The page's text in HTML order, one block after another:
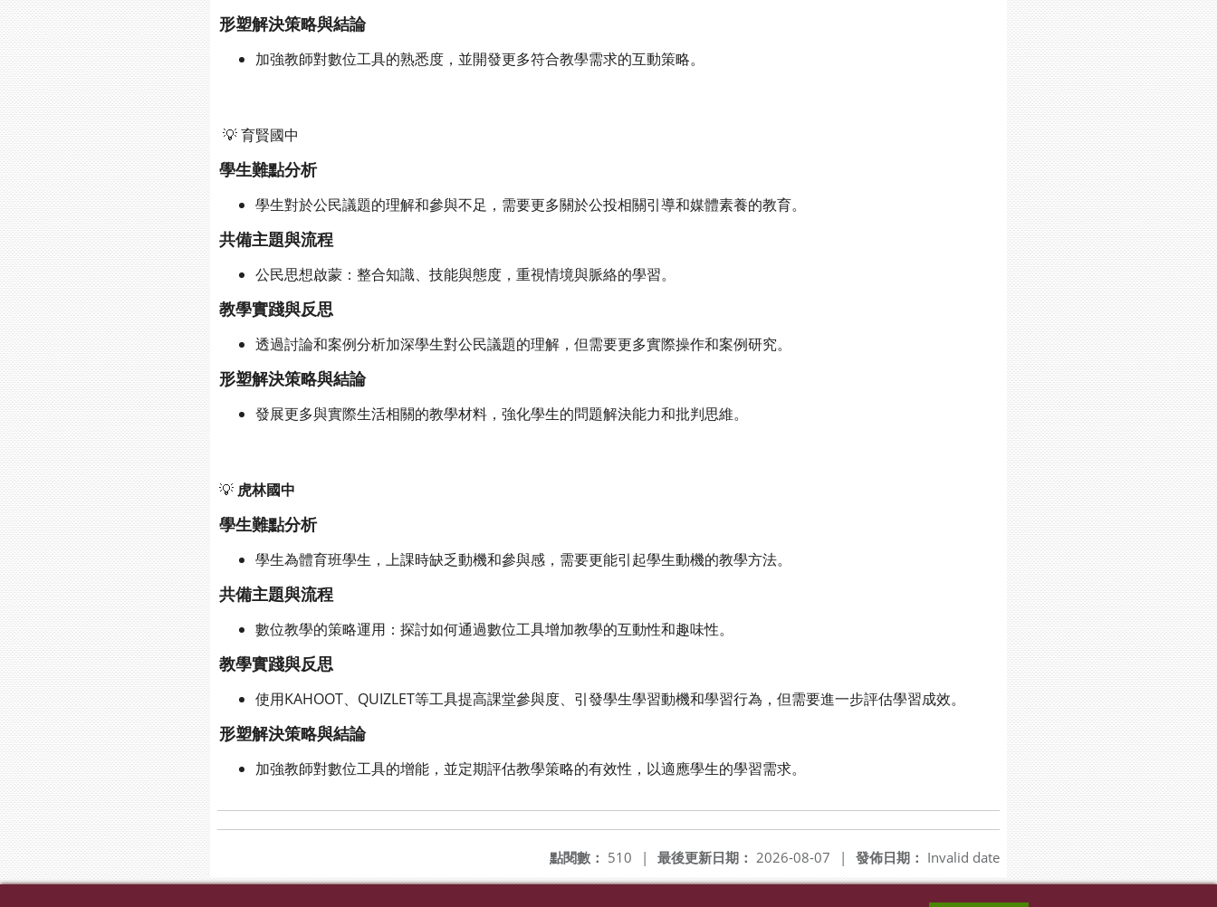
形塑解決策略與結論
加強教師對數位工具的熟悉度，並開發更多符合教學需求的互動策略。
💡 育賢國中
學生難點分析
學生對於公民議題的理解和參與不足，需要更多關於公投相關引導和媒體素養的教育。
共備主題與流程
公民思想啟蒙：整合知識、技能與態度，重視情境與脈絡的學習。
教學實踐與反思
透過討論和案例分析加深學生對公民議題的理解，但需要更多實際操作和案例研究。
形塑解決策略與結論
發展更多與實際生活相關的教學材料，強化學生的問題解決能力和批判思維。
💡 虎林國中
學生難點分析
學生為體育班學生，上課時缺乏動機和參與感，需要更能引起學生動機的教學方法。
共備主題與流程
數位教學的策略運用：探討如何通過數位工具增加教學的互動性和趣味性。
教學實踐與反思
使用KAHOOT、QUIZLET等工具提高課堂參與度、引發學生學習動機和學習行為，但需要進一步評估學習成效。
形塑解決策略與結論
加強教師對數位工具的增能，並定期評估教學策略的有效性，以適應學生的學習需求。
發佈日期： Invalid date
最後更新日期： 2026-08-07 |
點閱數： 510 |